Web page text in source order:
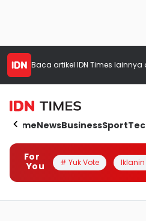
Baca artikel IDN Times lainnya
HomeNewsBusinessSport
For
You
# Yuk Vote Iklanin